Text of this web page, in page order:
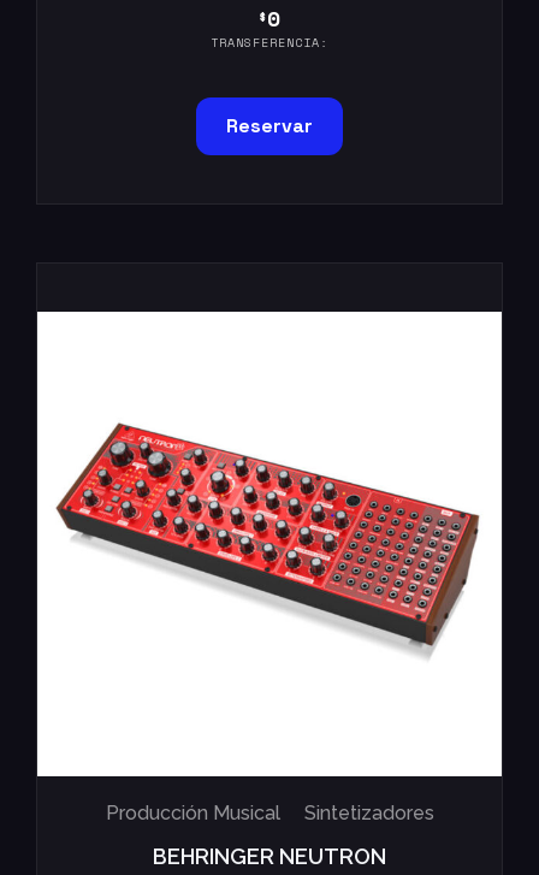
$0
TRANSFERENCIA:
Reservar
Producción Musical Sintetizadores
BEHRINGER NEUTRON